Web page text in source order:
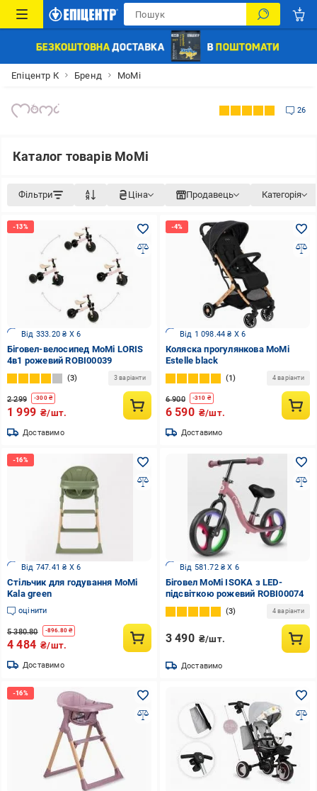
Епіцентр К Бренд MoMi
26
Каталог товарів MoMi
Фільтри Ціна Продавець Категорія
Від 333.20 ₴ X 6
Біговел-велосипед MoMi LORIS
4в1 рожевий ROBI00039
3 3 варіанти
2 299 -300₴
1 999 ₴/шт.
Доставимо
Від 1 098.44 ₴ X 6
Коляска прогулянкова MoMi
Estelle black
1 4 варіанти
6 900 -310 ₴
6 590 ₴/шт.
Доставимо
Від 747.41 ₴ X 6
Стільчик для годування MoMi
Kala green
оцінити
5 380.80 -896.80 ₴
4 484 ₴/шт.
Доставимо
Від 581.72 ₴ X 6
Біговел MoMi ISOKA з LED-
підсвіткою рожевий ROBI00074
3 4 варіанти
3 490 ₴/шт.
Доставимо